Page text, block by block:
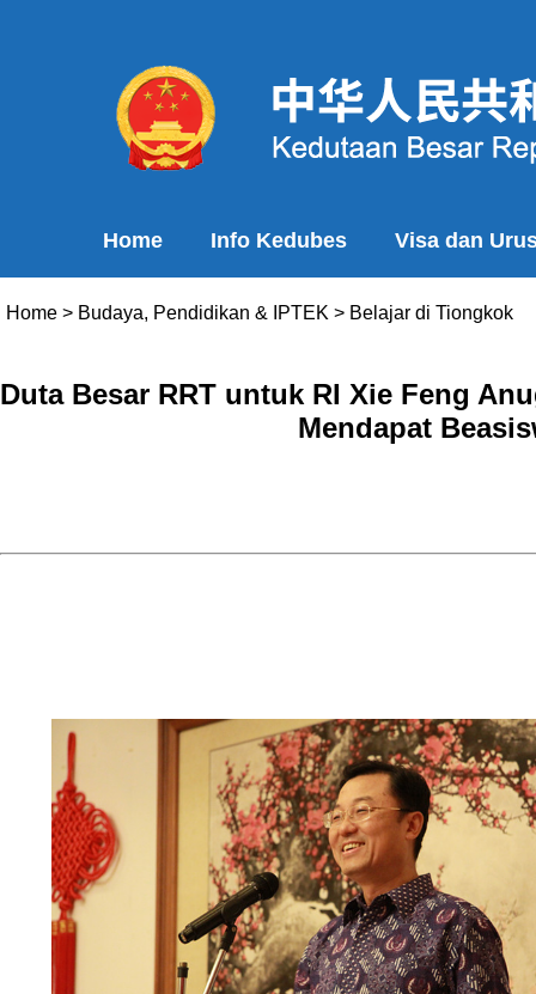
Home Info Kedubes Visa dan
Home > Budaya, Pendidikan & IPTEK > Belajar di Tiongkok
Duta Besar RRT untuk RI Xie Feng
Mendapat